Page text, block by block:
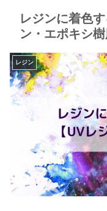
レジンに着色
ン・エポキシ樹
レジン